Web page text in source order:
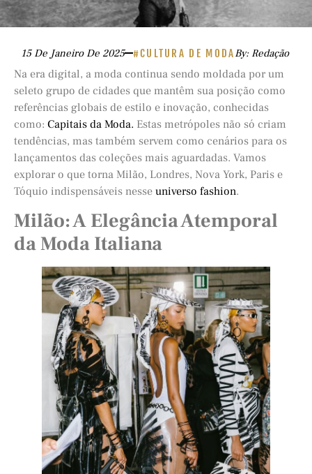
15 De Janeiro De 2025 #CULTURA DE MODABy: Redação
Na era digital, a moda continua sendo moldada por um
seleto grupo de cidades que mantêm sua posição como
referências globais de estilo e inovação, conhecidas
como: Capitais da Moda. Estas metrópoles não só criam
tendências, mas também servem como cenários para os
lançamentos das coleções mais aguardadas. Vamos
explorar o que torna Milão, Londres, Nova York, Paris e
Tóquio indispensáveis nesse universo fashion.
Milão: A Elegância Atemporal
da Moda Italiana